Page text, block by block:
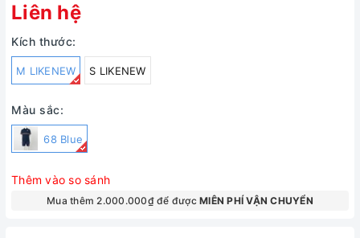
Liên hệ
Kích thước:
M LIKENEW S LIKENEW
Màu sắc:
68 Blue
Thêm vào so sánh
Mua thêm 2.000.000₫ để đượcMIÊN PHÍ VẬN CHUYỂN